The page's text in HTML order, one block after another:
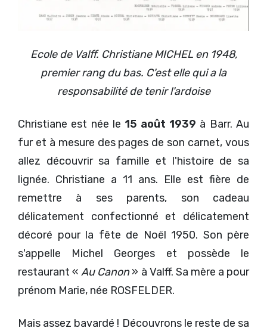
Ecole de Valff. Christiane MICHEL en 1948,
premier rang du bas. C'est elle qui a la
responsabilité de tenir l'ardoise
Christiane est née le 15 août 1939 à Barr. Au
fur et à mesure des pages de son carnet, vous
allez découvrir sa famille et l'histoire de sa
lignée. Christiane a 11 ans. Elle est fière de
remettre à ses parents, son cadeau
délicatement confectionné et délicatement
décoré pour la fête de Noël 1950. Son père
s'appelle Michel Georges et possède le
restaurant «Au Canon» à Valff. Sa mère a pour
prénom Marie, née ROSFELDER.
Mais assez bavardé ! Découvrons le reste de sa